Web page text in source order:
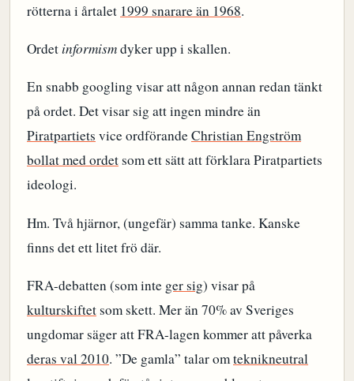
rötterna i årtalet 1999 snarare än 1968.
Ordet informismdyker upp i skallen.
En snabb googling visar att någon annan redan tänkt
på ordet. Det visar sig att ingen mindre än
Piratpartiets vice ordförandeChristian Engström
bollat med ordetsom ett sätt att förklara Piratpartiets
ideologi.
Hm. Två hjärnor, (ungefär) samma tanke. Kanske
finns det ett litet frö där.
FRA-debatten (som inte ger sig) visar på
kulturskiftetsom skett. Mer än 70% av Sveriges
ungdomar säger att FRA-lagen kommer att påverka
deras val 2010. ”De gamla” talar omteknikneutral